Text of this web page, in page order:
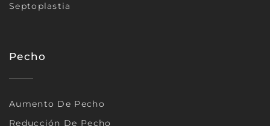
Septoplastia
Pecho
Aumento De Pecho
Reducción De Pecho